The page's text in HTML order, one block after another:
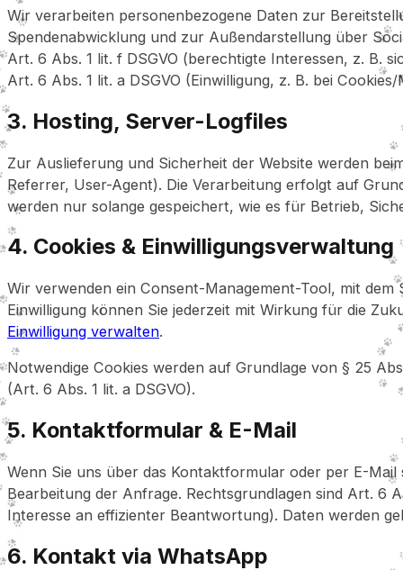
Wir verarbeiten personenbezogene Daten zur
Spendenabwicklung und zur Außendarstellung über
Art. 6 Abs. 1 lit. f DSGVO (berechtigte Interessen, z. B.
Art. 6 Abs. 1 lit. a DSGVO (Einwilligung, z. B. bei
3. Hosting, Server-Logfiles
Zur Auslieferung und Sicherheit der Website werden
Referrer, User-Agent). Die Verarbeitung erfolgt auf
werden nur solange gespeichert, wie es für Betrieb,
4. Cookies & Einwilligungsverwaltung
Wir verwenden ein Consent-Management-Tool, mit
Einwilligung können Sie jederzeit mit Wirkung für die
Einwilligung verwalten.
Notwendige Cookies werden auf Grundlage von § 25
(Art. 6 Abs. 1 lit. a DSGVO).
5. Kontaktformular & E-Mail
Wenn Sie uns über das Kontaktformular oder per E-
Bearbeitung der Anfrage. Rechtsgrundlagen sind Art. 6
Interesse an effizienter Beantwortung). Daten werden
6. Kontakt via WhatsApp